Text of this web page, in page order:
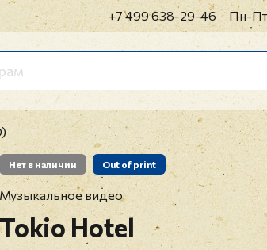
+7 499 638-29-46 Пн-
Нет в наличии Out of print
Музыкальное видео
Tokio Hotel